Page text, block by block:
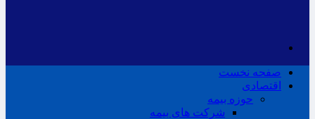
صفحه نخست
اقتصادی
حوزه بیمه
شرکت های بیمه